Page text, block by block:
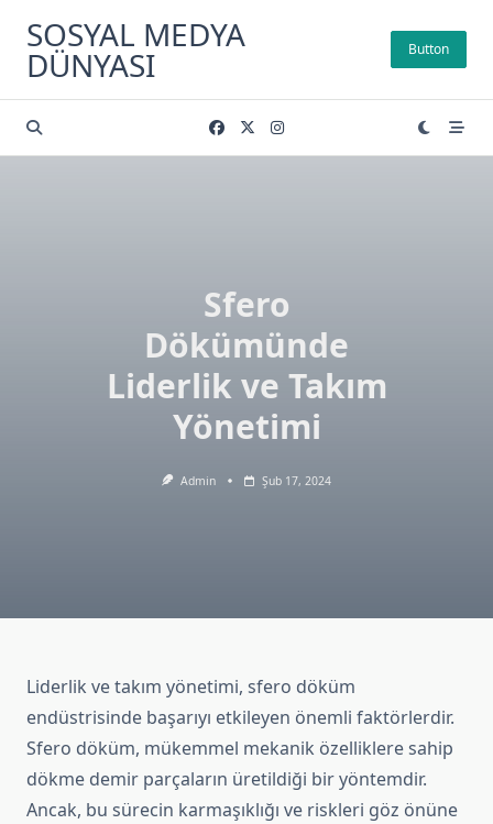
content
SOSYAL MEDYA
DÜNYASI Button
Sfero
Dökümünde
Liderlik ve Takım
Yönetimi
Admin Şub 17, 2024
Liderlik ve takım yönetimi, sfero döküm
endüstrisinde başarıyı etkileyen önemli faktörlerdir.
Sfero döküm, mükemmel mekanik özelliklere sahip
dökme demir parçaların üretildiği bir yöntemdir.
Ancak, bu sürecin karmaşıklığı ve riskleri göz önüne